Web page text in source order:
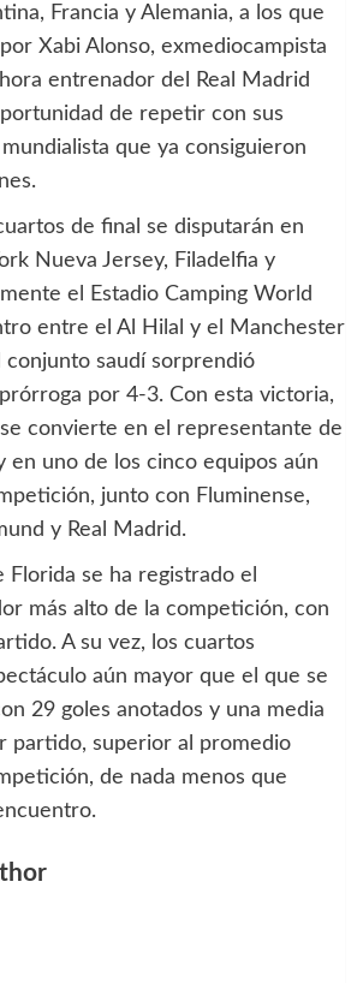
Francia y Alemania, a los que
Xabi Alonso, exmediocampista
entrenador del Real Madrid
de repetir con sus
que ya consiguieron
de final se disputarán en
Nueva Jersey, Filadelfia y
el Estadio Camping World
entre el Al Hilal y el Manchester
conjunto saudí sorprendió
por 4-3. Con esta victoria,
convierte en el representante de
en uno de los cinco equipos aún
junto con Fluminense,
y Real Madrid.
Florida se ha registrado el
más alto de la competición, con
A su vez, los cuartos
aún mayor que el que se
29 goles anotados y una media
partido, superior al promedio
de nada menos que